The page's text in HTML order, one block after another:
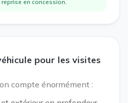
en concession.
pour les visites
compte énormément :